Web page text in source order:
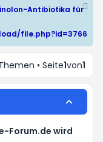
Antibiotika für
file.php?id=3766
• Seite1von1
Forum.de wird